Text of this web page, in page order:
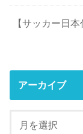
【サッカー日
アーカイブ